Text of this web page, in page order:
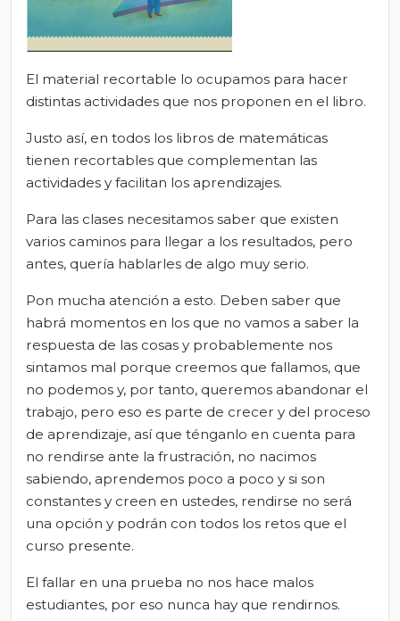
El material recortable lo ocupamos para hacer
distintas actividades que nos proponen en el libro.
Justo así, en todos los libros de matemáticas
tienen recortables que complementan las
actividades y facilitan los aprendizajes.
Para las clases necesitamos saber que existen
varios caminos para llegar a los resultados, pero
antes, quería hablarles de algo muy serio.
Pon mucha atención a esto. Deben saber que
habrá momentos en los que no vamos a saber la
respuesta de las cosas y probablemente nos
sintamos mal porque creemos que fallamos, que
no podemos y, por tanto, queremos abandonar el
trabajo, pero eso es parte de crecer y del proceso
de aprendizaje, así que ténganlo en cuenta para
no rendirse ante la frustración, no nacimos
sabiendo, aprendemos poco a poco y si son
constantes y creen en ustedes, rendirse no será
una opción y podrán con todos los retos que el
curso presente.
El fallar en una prueba no nos hace malos
estudiantes, por eso nunca hay que rendirnos.